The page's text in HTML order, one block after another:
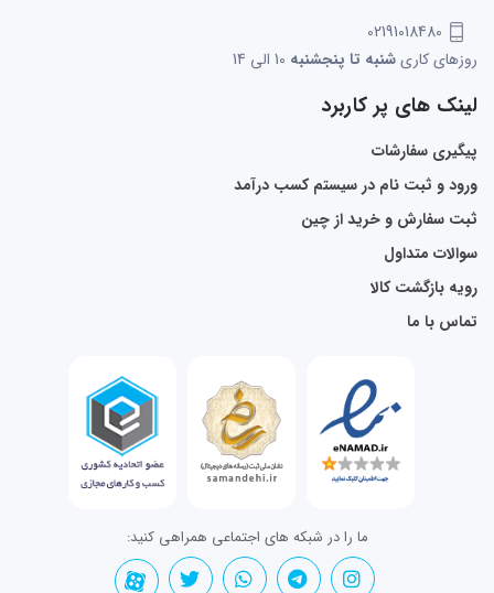
02191018480
روزهای کاریشنبه تا پنجشنبه
لینک های پر کاربرد
پیگیری سفارشات
ورود و ثبت نام در سیستم کسب درآمد
ثبت سفارش و خرید از چین
سوالات متداول
رویه بازگشت کالا
تماس با ما
ما را در شبکه های اجتماعی همراهی کنید: